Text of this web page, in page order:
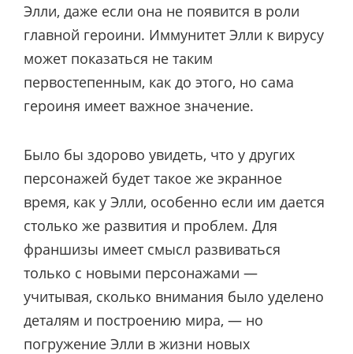
Элли, даже если она не появится в роли
главной героини. Иммунитет Элли к вирусу
может показаться не таким
первостепенным, как до этого, но сама
героиня имеет важное значение.
Было бы здорово увидеть, что у других
персонажей будет такое же экранное
время, как у Элли, особенно если им дается
столько же развития и проблем. Для
франшизы имеет смысл развиваться
только с новыми персонажами —
учитывая, сколько внимания было уделено
деталям и построению мира, — но
погружение Элли в жизни новых